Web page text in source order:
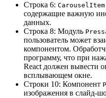
Строка 6: CarouselItem
содержащие важную
данных.
Строка 8: Модуль
пользователь может
компонентом.
программу, что при
React должен вывести
всплывающем окне.
Строки 10: Компонент
изображения в слайд-